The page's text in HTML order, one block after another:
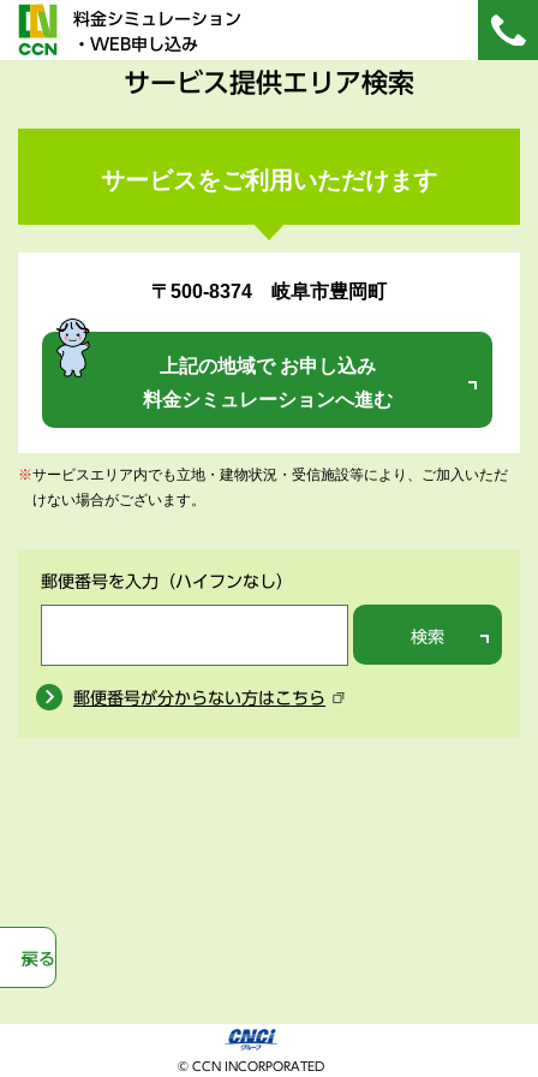
料金シミュレーション
・WEB申し込み
サービス提供エリア検索
サービスをご利用いただけます
〒500-8374 岐阜市豊岡町
上記の地域で お申し込み
料金シミュレーションへ進む
※サービスエリア内でも立地・建物状況・受信施設等により、ご加入いただ
けない場合がございます。
郵便番号を入力 （ハイフンなし）
検索
郵便番号が分からない方はこちら
戻る
© CCN INCORPORATED